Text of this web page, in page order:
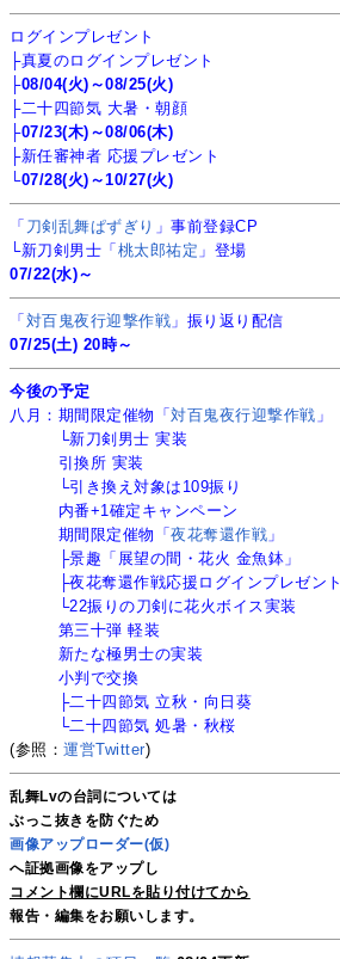
ログインプレゼント
├真夏のログインプレゼント
├08/04(火)～08/25(火)
├二十四節気 大暑・朝顔
├07/23(木)～08/06(木)
├新任審神者 応援プレゼント
└07/28(火)～10/27(火)
「 刀剣乱舞ぱずぎり 」事前登録CP
└新刀剣男士「 桃太郎祐定 」登場
07/22(水)～
「 対百鬼夜行迎撃作戦 」振り返り配信
07/25(土) 20時～
今後の予定
八月：期間限定催物「対百鬼夜行迎撃作戦 」
└新刀剣男士 実装
引換所 実装
└引き換え対象は109振り
内番+1確定キャンペーン
期間限定催物「夜花奪還作戦 」
├景趣「展望の間・花火 金魚鉢」
├夜花奪還作戦応援ログインプレゼント
└22振りの刀剣に花火ボイス実装
第三十弾 軽装
新たな極男士の実装
小判で交換
├二十四節気 立秋・向日葵
└二十四節気 処暑・秋桜
(参照：運営Twitter)
乱舞Lvの台詞については
ぶっこ抜きを防ぐため
画像アップローダー(仮)
へ証拠画像をアップし
コメント欄にURLを貼り付けてから
報告・編集をお願いします。